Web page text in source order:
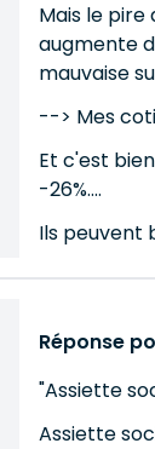
Mais le pire
augmente
mauvaise
--> Mes
Et c'est
-26%....
Ils peuvent
Réponse
"Assiette
Assiette